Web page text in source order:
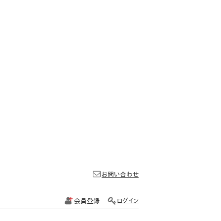
お問い合わせ
会員登録 ログイン